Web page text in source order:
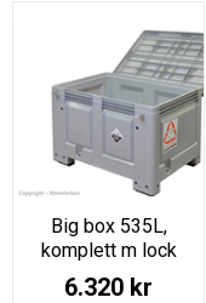
Big box 535L,
komplett m lock
6.320 kr